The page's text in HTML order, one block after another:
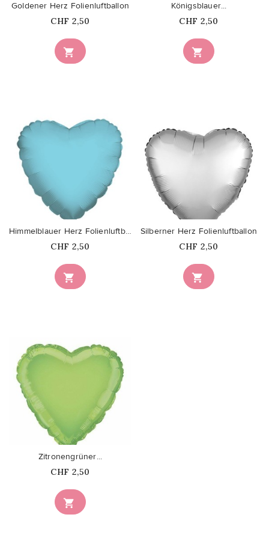

Goldener Herz Folienluftballon
Price
CHF 2,50

Königsblauer...
Price
CHF 2,50

Himmelblauer Herz Folienluftballon
Price
CHF 2,50
favorite_border

Silberner Herz Folienluftballon
Price
CHF 2,50

Zitronengrüner...
Price
CHF 2,50